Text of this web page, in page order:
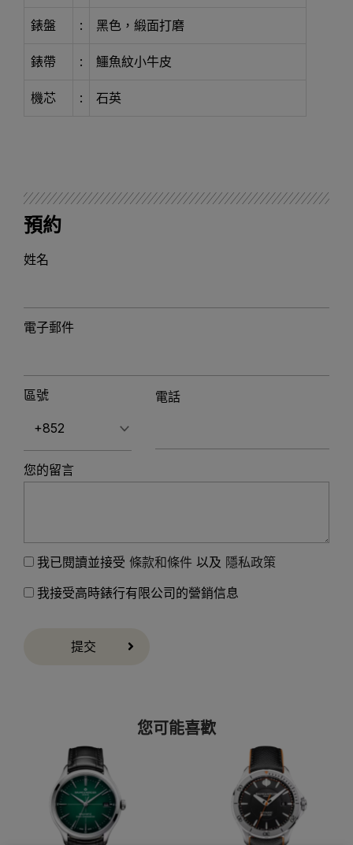
錶盤 : 黑色，緞面打磨
錶帶 : 鱷魚紋小牛皮
機芯 : 石英
預約
姓名
電子郵件
區號 電話
您的留言
我已閱讀並接受 條款和條件 以及 隱私政策
我接受高時錶行有限公司的營銷信息
提交
您可能喜歡